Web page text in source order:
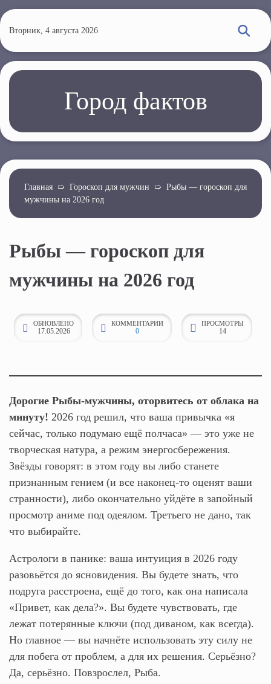
е
р
й
о
н
Вторник, 4 августа 2026
Город фактов
Главная ➯ Гороскоп для мужчин ➯ Рыбы — гороскоп для
мужчины на 2026 год
Рыбы — гороскоп для
мужчины на 2026 год
ОБНОВЛЕНО
17.05.2026
КОММЕНТАРИИ
0
ПРОСМОТРЫ
14
Дорогие Рыбы-мужчины, оторвитесь от облака на
минуту! 2026 год решил, что ваша привычка «я
сейчас, только подумаю ещё полчаса» — это уже не
творческая натура, а режим энергосбережения.
Звёзды говорят: в этом году вы либо станете
признанным гением (и все наконец-то оценят ваши
странности), либо окончательно уйдёте в запойный
просмотр аниме под одеялом. Третьего не дано, так
что выбирайте.
Астрологи в панике: ваша интуиция в 2026 году
разовьётся до ясновидения. Вы будете знать, что
подруга расстроена, ещё до того, как она написала
«Привет, как дела?». Вы будете чувствовать, где
лежат потерянные ключи (под диваном, как всегда).
Но главное — вы начнёте использовать эту силу не
для побега от проблем, а для их решения. Серьёзно?
Да, серьёзно. Повзрослел, Рыба.